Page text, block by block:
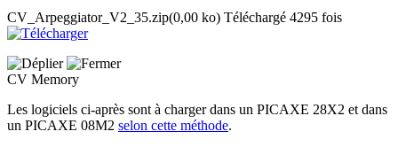
CV_Arpeggiator_V2_35.zip(0,00 ko) Téléchargé 4295 fois
CV Memory
Les logiciels ci-après sont à charger dans un PICAXE 28X2 et dans
un PICAXE 08M2 selon cette méthode.